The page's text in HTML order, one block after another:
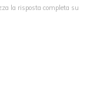
la risposta completa su